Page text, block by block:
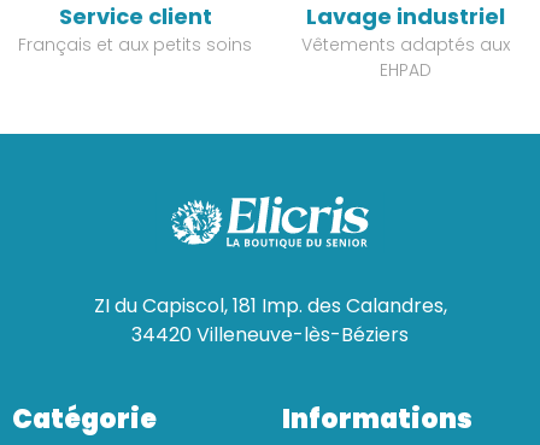
Service client
Français et aux petits soins
Lavage industriel
Vêtements adaptés aux
EHPAD
ZI du Capiscol, 181 Imp. des Calandres,
34420 Villeneuve-lès-Béziers
Catégorie Informations